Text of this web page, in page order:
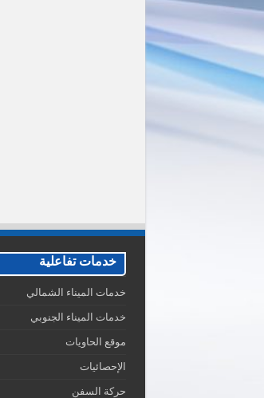
خدمات تفاعلية
خدمات الميناء الشمالي
خدمات الميناء الجنوبي
موقع الحاويات
الإحصائيات
حركة السفن